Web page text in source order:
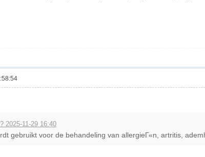
2025-11-29 16:40
gebruikt voor de behandeling van allergieГ«n, artritis,